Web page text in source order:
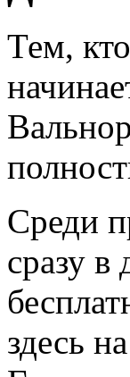
Тем,
Среди
сразу в
здесь